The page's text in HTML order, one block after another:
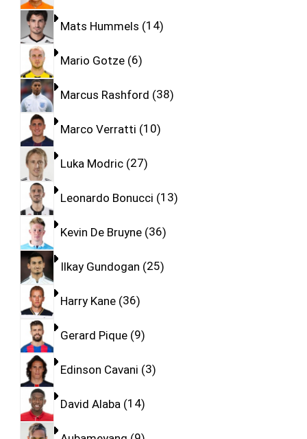
Mats Hummels 14
Mario Gotze 6
Marcus Rashford 38
Marco Verratti 10
Luka Modric 27
Leonardo Bonucci 13
Kevin De Bruyne 36
Ilkay Gundogan 25
Harry Kane 36
Gerard Pique 9
Edinson Cavani 3
David Alaba 14